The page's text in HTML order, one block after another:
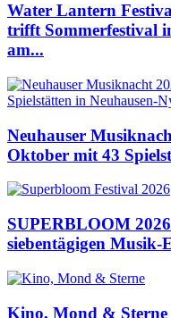
Water Lantern
trifft Sommerfestival
am...
Neuhauser
Oktober mit 43
SUPERBLOOM
siebentägigen Musik-
Kino, Mond & Sterne